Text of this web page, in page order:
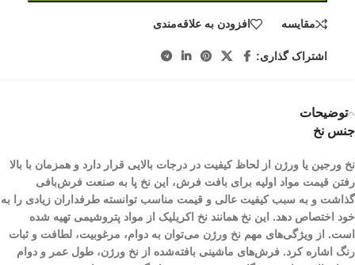
مقایسه افزودن به علاقه‌مندی
اشتراک گذاری:
توضیحات
جنس نخ
نخ ورجین یا ورژن از لحاظ کیفیت در درجات بالایی قرار دارد و همزمان با بالا
رفتن قیمت مواد اولیه برای بافت فرش، این نخ پا به صنعت فرش‌بافی
گذاشت و به سبب کیفیت عالی و قیمت مناسب توانسته طرفداران زیادی را به
خود اختصاص دهد. این نخ همانند نخ اکریلیک از مواد پتروشیمی تهیه شده
است. از ویژگی‌های مهم نخ ورژن می‌توان به دوام، مرغوبیت، لطافت و ثبات
رنگ اشاره کرد. فرش‌های ماشینی بافته‌شده از نخ ورژن، طول عمر و دوام